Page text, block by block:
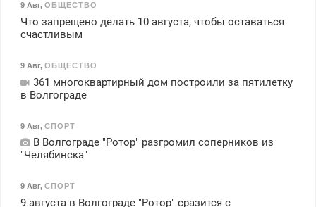
9 Авг, ОБЩЕСТВО
Что запрещено делать 10 августа, чтобы оставаться
счастливым
9 Авг, ОБЩЕСТВО
361 многоквартирный дом построили за пятилетку
в Волгограде
9 Авг, СПОРТ
В Волгограде "Ротор" разгромил соперников из
"Челябинска"
9 Авг, СПОРТ
9 августа в Волгограде "Ротор" сразится с